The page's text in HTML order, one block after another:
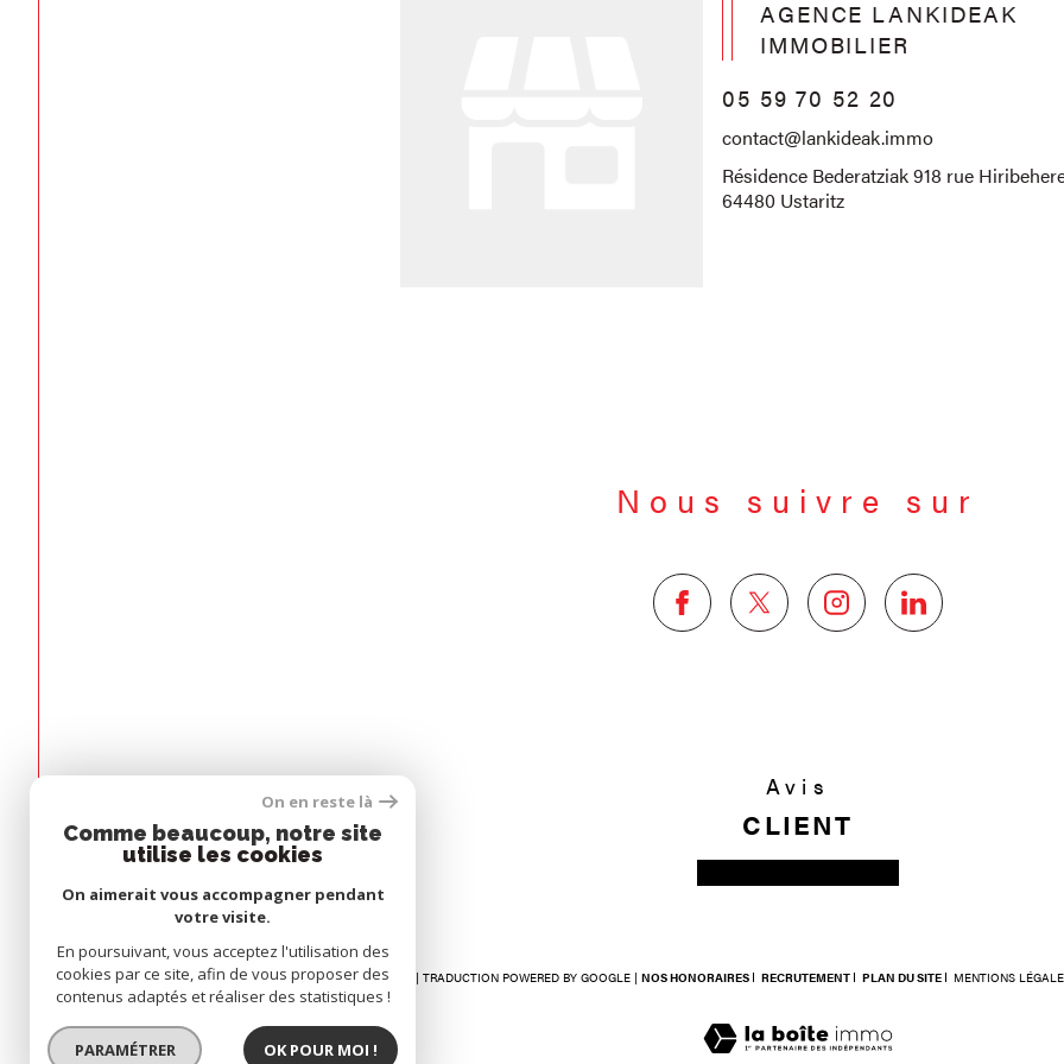
AGENCE LANKIDEAK
IMMOBILIER
05 59 70 52 20
contact@lankideak.immo
Résidence Bederatziak 918 rue
64480 Ustaritz
Nous suivre sur
Espace
PROPRIÉTAIRE
Avis
CLIENT
© 2026 | TOUS DROITS RÉSERVÉS | TRADUCTION POWERED BY GOOGLE | NOS HONORAIRES RECRUTEMENT PLAN DU SITE MENTIONS
On en reste là
Comme beaucoup, notre site
utilise les cookies
On aimerait vous accompagner pendant
votre visite.
En poursuivant, vous acceptez l'utilisation des
cookies par ce site, afin de vous proposer des
contenus adaptés et réaliser des statistiques !
PARAMÉTRER OK POUR MOI !